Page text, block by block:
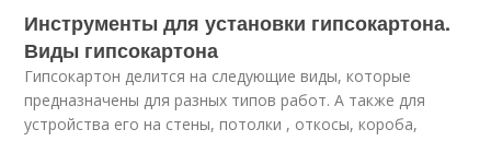
Инструменты для установки гипсокартона.
Виды гипсокартона
Гипсокартон делится на следующие виды, которые
предназначены для разных типов работ. А также для
устройства его на стены, потолки , откосы, короба,